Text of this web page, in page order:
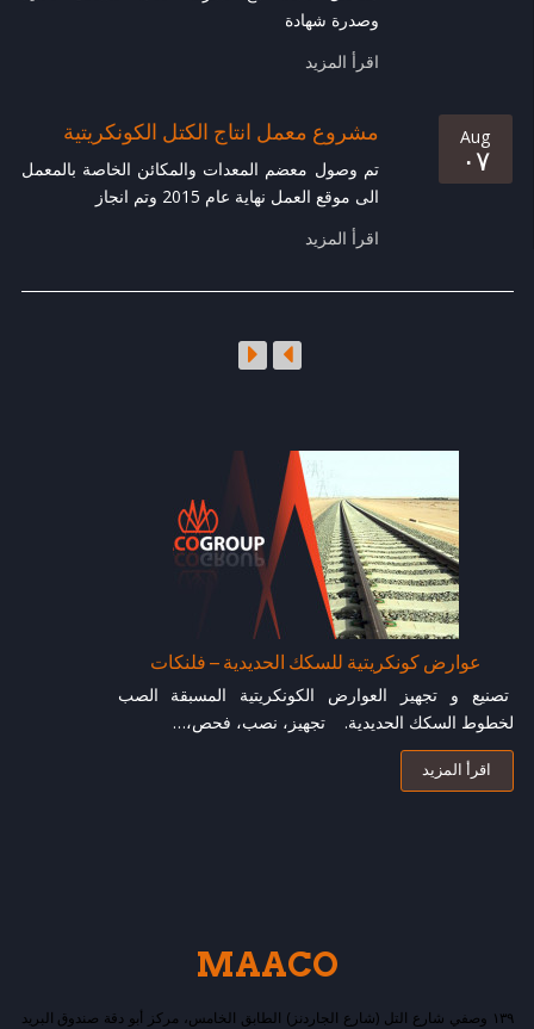
وصدرة شهادة
اقرأ المزيد
مشروع معمل انتاج الكتل الكونكريتية
تم وصول معضم المعدات والمكائن الخاصة بالمعمل
الى موقع العمل نهاية عام 2015 وتم انجاز
اقرأ المزيد
Aug
۰۷
عوارض كونكريتية للسكك الحديدية – فلنكات
تصنيع و تجهيز العوارض الكونكريتية المسبقة الصب
لخطوط السكك الحديدية. تجهيز، نصب، فحص،…
اقرأ المزيد
MAACO
۱۳۹ وصفي شارع التل (شارع الجاردنز) الطابق الخامس، مركز أبو دقة صندوق البريد